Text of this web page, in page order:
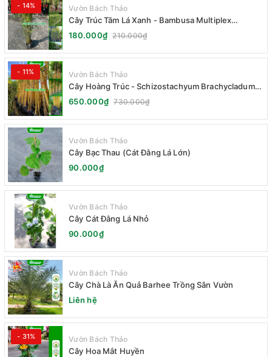
- 14% Vườn Bách Thảo
Cây Trúc Tăm Lá Xanh - Bambusa Multiplex
Fernleaf
180.000₫ 210.000₫
- 11% Vườn Bách Thảo
Cây Hoàng Trúc - Schizostachyum Brachycladum
Yello
650.000₫ 730.000₫
Vườn Bách Thảo
Cây Bạc Thau (Cát Đằng Lá Lớn)
90.000₫
Vườn Bách Thảo
Cây Cát Đằng Lá Nhỏ
90.000₫
Vườn Bách Thảo
Cây Chà Là Ăn Quả Barhee Trồng Sân Vườn
Liên hệ
- 31% Vườn Bách Thảo
Cây Hoa Mắt Huyền